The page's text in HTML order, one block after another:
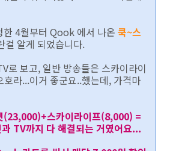
한 4월부터 Qook 에서 나온 쿡~스
걸 알게 되었습니다.
로 보고, 일반 방송들은 스카이라이
라...이거 좋군요..했는데, 가격마
(23,000)+스카이라이프(8,000) =
TV까지 다 해결되는 거였어요...